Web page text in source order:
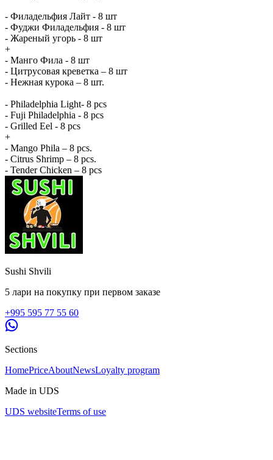
- Филадельфия Лайт - 8 шт
- Фуджи Филадельфия - 8 шт
- Жареный угорь - 8 шт
+
- Манго Фила - 8 шт
- Цитрусовая креветка – 8 шт
- Нежная курока – 8 шт.
- Philadelphia Light- 8 pcs
- Fuji Philadelphia - 8 pcs
- Grilled Eel - 8 pcs
+
- Mango Phila – 8 pcs.
- Citrus Shrimp – 8 pcs.
- Tender Chicken – 8 pcs
Sushi Shvili
5 лари на покупку при первом заказе
+995 595 77 55 60
Sections
HomePriceAboutNewsLoyalty program
Made in UDS
UDS websiteTerms of use